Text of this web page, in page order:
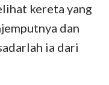
kereta yang
dan
ia dari